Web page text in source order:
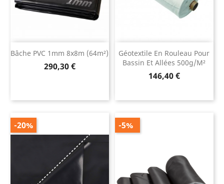
Bâche PVC 1mm 8x8m (64m²)
Prix
290,30 €
Géotextile En Rouleau Pour
Bassin Et Allées 500g/m²
Prix
146,40 €
-20% -5%